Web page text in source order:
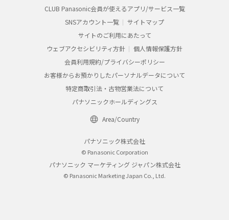
CLUB Panasonic会員が使えるアプリ/サービス一覧
SNSアカウント一覧
サイトマップ
サイトのご利用にあたって
ウェブアクセシビリティ方針
個人情報保護方針
会員利用規約/プライバシーポリシー
お客様からお預かりしたパーソナルデータについて
特定商取引法・古物営業法について
パナソニックホールディングス
Area/Country
パナソニック株式会社
© Panasonic Corporation
パナソニック マーケティング ジャパン株式会社
© Panasonic Marketing Japan Co., Ltd.